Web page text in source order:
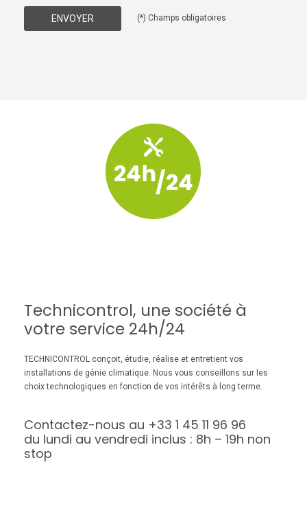
(*) Champs obligatoires
Technicontrol, une société à
votre service 24h/24
TECHNICONTROL conçoit, étudie, réalise et entretient vos
installations de génie climatique. Nous vous conseillons sur les
choix technologiques en fonction de vos intérêts à long terme.
Contactez-nous au +33 1 45 11 96 96
du lundi au vendredi inclus : 8h – 19h non
stop